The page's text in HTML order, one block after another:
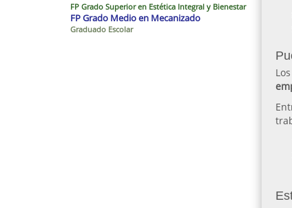
FP Grado Superior en Estética Integral y Bienestar
FP Grado Medio en Mecanizado
Graduado Escolar